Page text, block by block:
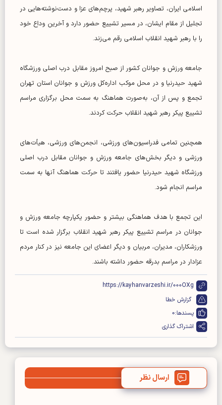
اسلامی ایران، تصاویر رهبر شهید، پرچم‌های عزا و دست‌نوشته‌هایی در
تجلیل از مقام ایشان، در مسیر تشییع حضور دارد و آخرین وداع خود
را با رهبر شهید انقلاب اسلامی رقم می‌زند.
جامعه ورزش و جوانان کشور از صبح امروز مقابل درب اصلی ورزشگاه
شهید حیدرنیا و در محل موکب اداره‌کل ورزش و جوانان استان تهران
تجمع و پس از آن، به‌صورت هماهنگ به سمت محل برگزاری مراسم
تشییع پیکر رهبر شهید انقلاب حرکت کردند.
همچنین تمامی فدراسیون‌های ورزشی، انجمن‌های ورزشی، هیأت‌های
ورزشی و دیگر بخش‌های جامعه ورزش و جوانان مقابل درب اصلی
ورزشگاه شهید حیدرنیا حضور یافتند تا حرکت هماهنگ آنها به سمت
مراسم انجام شود.
این تجمع با هدف هماهنگی بیشتر و حضور یکپارچه جامعه ورزش و
جوانان در مراسم تشییع پیکر رهبر شهید انقلاب برگزار شده است تا
ورزشکاران، مدیران، مربیان و دیگر اعضای این جامعه نیز در کنار مردم
عزادار در مراسم بدرقه حضور داشته باشند.
https://kayhanvarzeshi.ir/000OXg
گزارش خطا
پسندها:0
اشتراک گذاری
ارسال نظر